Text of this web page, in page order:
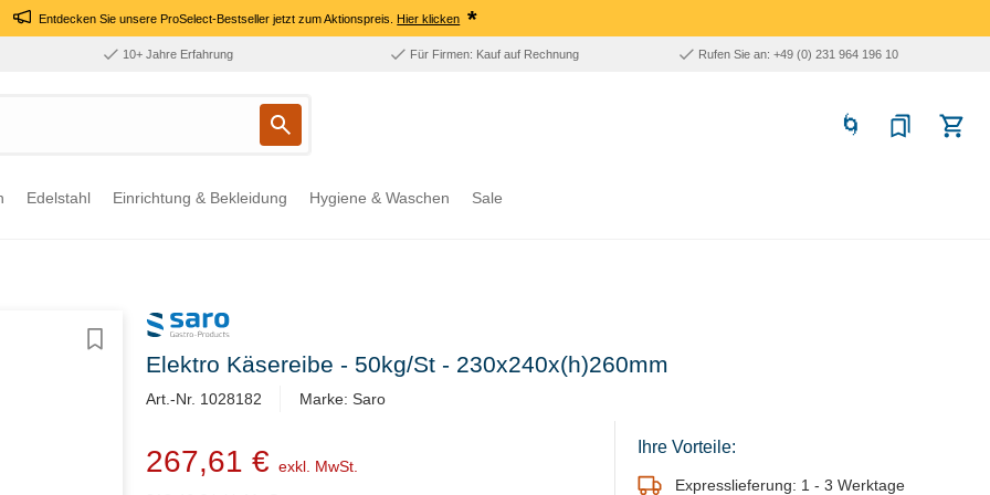
Entdecken Sie unsere ProSelect-Bestseller jetzt zum Aktionspreis.Hier klicken *
10+ Jahre Erfahrung Für Firmen: Kauf auf Rechnung Rufen Sie an: +49 (0) 231 964 196 10
Edelstahl Einrichtung & Bekleidung Hygiene & Waschen Sale
Elektro Käsereibe - 50kg/St - 230x240x(h)260mm
Art.-Nr. 1028182 Marke: Saro
267,61 € exkl. MwSt.
Ihre Vorteile:
Expresslieferung: 1 - 3 Werktage